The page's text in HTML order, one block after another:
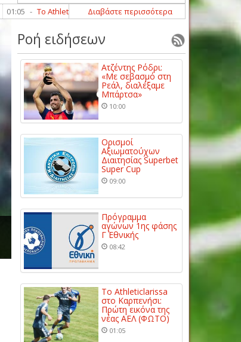
Το Athleticlarissa στο Καρπενήσι: Πρώτη εικόνα της νέας ΑΕΛ
Διαβάστε περισσότερα
Ροή ειδήσεων
Ατζέντης Ρόδρι:
«Με σεβασμό στη
Ρεάλ, διαλέξαμε
Μπάρτσα»
10:00
Ορισμοί
Αξιωματούχων
Διαιτησίας Superbet
Super Cup
09:00
Πρόγραμμα
αγώνων 1ης φάσης
Γ΄ Εθνικής
08:42
Το Athleticlarissa
στο Καρπενήσι:
Πρώτη εικόνα της
νέας ΑΕΛ (ΦΩΤΟ)
01:05